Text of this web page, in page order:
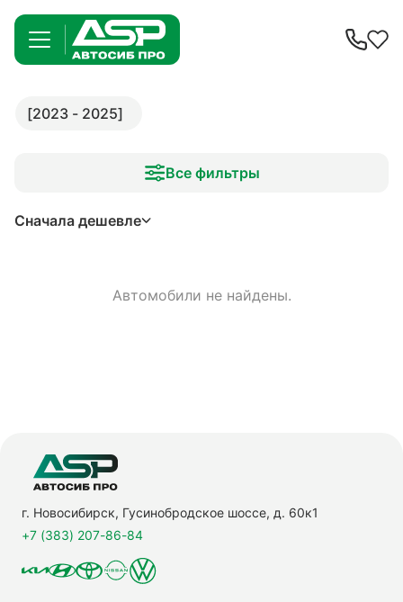
[2023 - 2025]
Все фильтры
Сначала дешевле
Автомобили не найдены.
г. Новосибирск, Гусинобродское шоссе, д. 60к1
+7 (383) 207-86-84